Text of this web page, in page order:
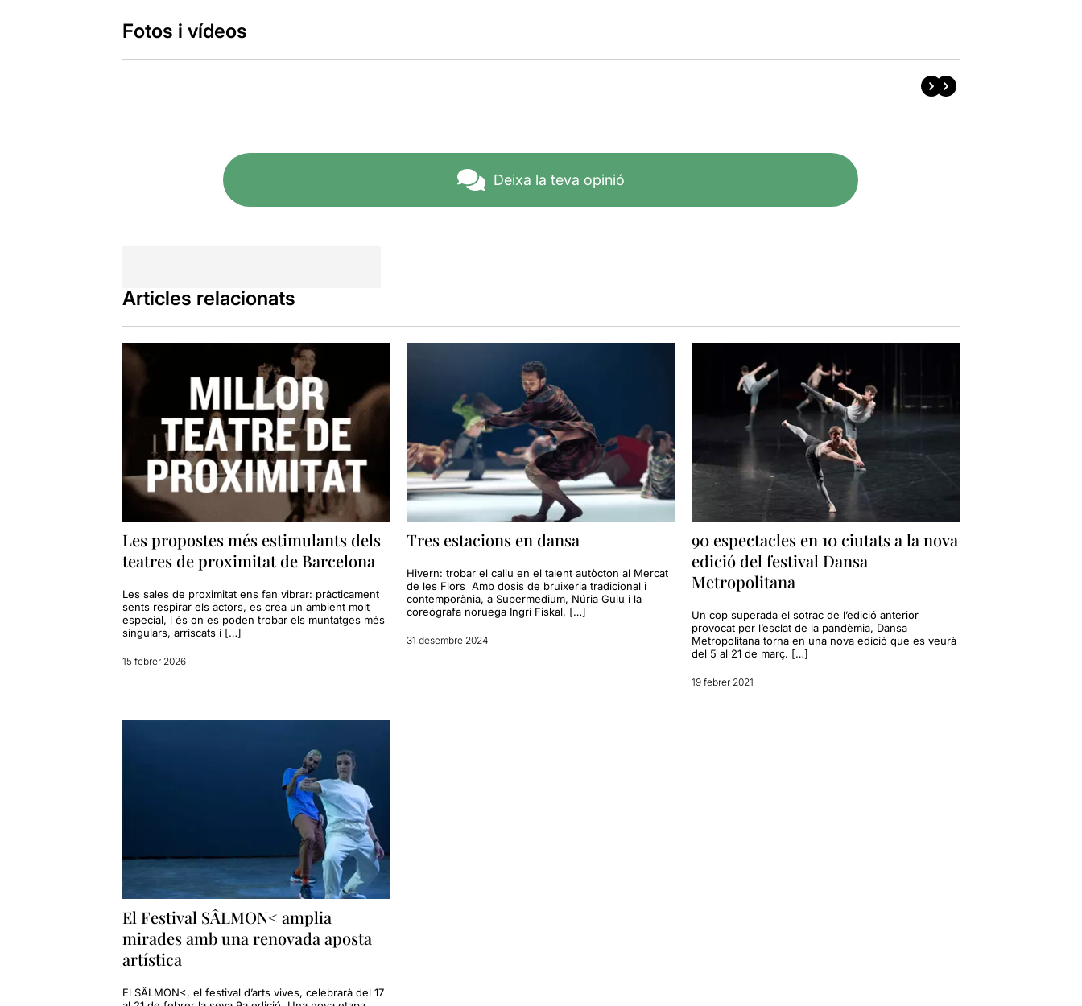
Fotos i vídeos
Deixa la teva opinió
Articles relacionats
Les propostes més estimulants dels
teatres de proximitat de Barcelona
Les sales de proximitat ens fan vibrar: pràcticament
sents respirar els actors, es crea un ambient molt
especial, i és on es poden trobar els muntatges més
singulars, arriscats i […]
15 febrer 2026
Tres estacions en dansa
Hivern: trobar el caliu en el talent autòcton al Mercat
de les Flors Amb dosis de bruixeria tradicional i
contemporània, a Supermedium, Núria Guiu i la
coreògrafa noruega Ingri Fiskal, […]
31 desembre 2024
90 espectacles en 10 ciutats a la nova
edició del festival Dansa
Metropolitana
Un cop superada el sotrac de l’edició anterior
provocat per l’esclat de la pandèmia, Dansa
Metropolitana torna en una nova edició que es veurà
del 5 al 21 de març. […]
19 febrer 2021
El Festival SÂLMON< amplia
mirades amb una renovada aposta
artística
El SÂLMON<, el festival d’arts vives, celebrarà del 17